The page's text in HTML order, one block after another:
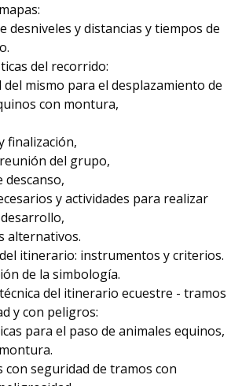
desniveles y distancias y tiempos de
del recorrido:
mismo para el desplazamiento de
con montura,
finalización,
del grupo,
y actividades para realizar
alternativos.
itinerario: instrumentos y criterios.
de la simbología.
del itinerario ecuestre - tramos
y con peligros:
para el paso de animales equinos,
con seguridad de tramos con